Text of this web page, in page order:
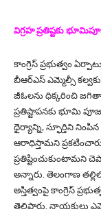
విగ్రహ ప్రతిష్టకు
కాంగ్రెస్ ప్రభుత్వం
బీఆర్ఎస్ ఎమ్మెల్సీ
జీఓలను ధిక్కరించి
ప్రతిష్టాపనకు భూమి
ధైర్యాన్ని, స్ఫూర్తిని
ఆరాధిస్తామని
ప్రతిష్టించుకుంటామని
అన్నారు. తెలంగాణ
అస్తిత్వంపై కాంగ్రెస్
తెలిపారు. నాయకులు